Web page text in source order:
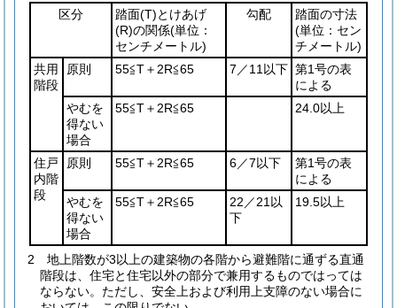
区分
踏面(T)とけあげ
(R)の関係(単位：
センチメートル)
勾配
踏面の寸法
(単位：セン
チメートル)
共用
階段
原則 55≦T＋2R≦65 7／11以下 第1号の表
による
やむを
得ない
場合
55≦T＋2R≦65 24.0以上
住戸
内階
段
原則 55≦T＋2R≦65 6／7以下
第1号の表
による
やむを
得ない
場合
55≦T＋2R≦65
22／21以
下
19.5以上
2
地上階数が3以上の建築物の各階から避難階に通ずる直通
階段は、住宅と住宅以外の部分で兼用するものではっては
ならない。 ただし、安全上および利用上支障のない場合に